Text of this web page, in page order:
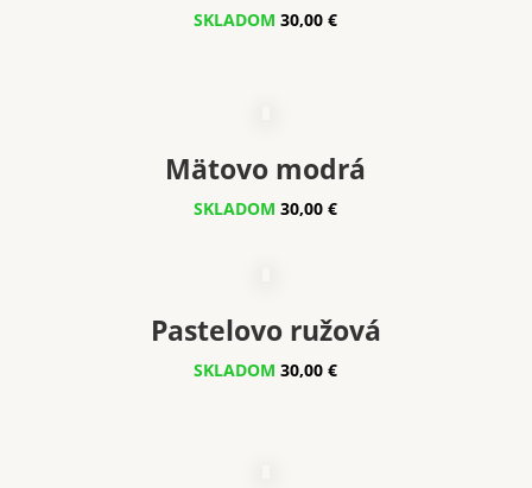
SKLADOM 30,00 €
Mätovo modrá
SKLADOM30,00 €
Pastelovo ružová
SKLADOM 30,00 €